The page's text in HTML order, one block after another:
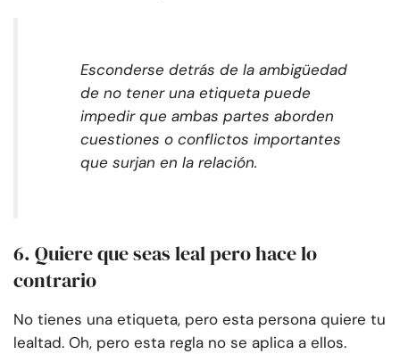
Esconderse detrás de la ambigüedad
de no tener una etiqueta puede
impedir que ambas partes aborden
cuestiones o conflictos importantes
que surjan en la relación.
6. Quiere que seas leal pero hace lo
contrario
No tienes una etiqueta, pero esta persona quiere tu
lealtad. Oh, pero esta regla no se aplica a ellos.